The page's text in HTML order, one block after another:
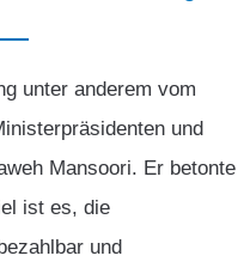
unter anderem vom
und
Mansoori. Er betonte
ist es, die
und